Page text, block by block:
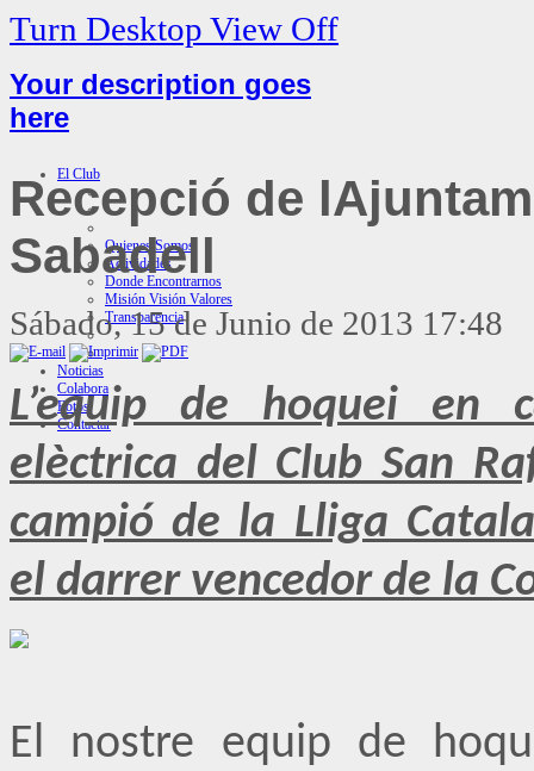
Turn Desktop View Off
Your description goes
here
El Club
Quienes Somos
Actividades
Donde Encontrarnos
Misión Visión Valores
Transparencia
Noticias
Colabora
Fotos
Contactar
Recepció de
Sabadell
Sábado, 15 de Junio de 2013 17:48
L’equip de hoquei en
elèctrica del Club San
campió de la Lliga
el darrer vencedor de la
El nostre equip de